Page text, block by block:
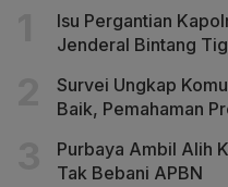
Isu Pergantian
Jenderal Bintang
Survei Ungkap
Baik, Pemahaman
Purbaya Ambil Alih
Tak Bebani APBN